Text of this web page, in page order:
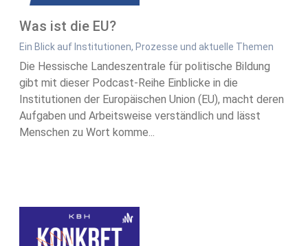
Was ist die EU?
Ein Blick auf Institutionen, Prozesse und aktuelle Themen
Die Hessische Landeszentrale für politische Bildung
gibt mit dieser Podcast-Reihe Einblicke in die
Institutionen der Europäischen Union (EU), macht deren
Aufgaben und Arbeitsweise verständlich und lässt
Menschen zu Wort komme...